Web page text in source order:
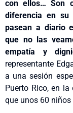
con ellos… Son
diferencia en su
pasean a diario
que no las
empatía y
representante
a una sesión
Puerto Rico, en
que unos 60